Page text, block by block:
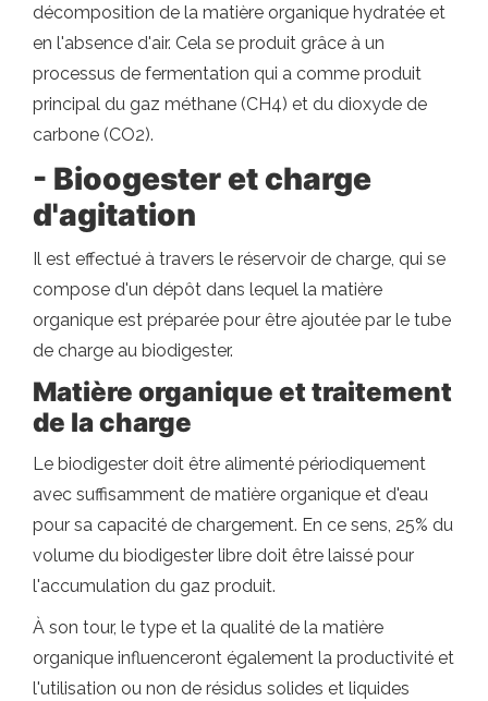
décomposition de la matière organique hydratée et
en l'absence d'air. Cela se produit grâce à un
processus de fermentation qui a comme produit
principal du gaz méthane (CH4) et du dioxyde de
carbone (CO2).
- Bioogester et charge
d'agitation
Il est effectué à travers le réservoir de charge, qui se
compose d'un dépôt dans lequel la matière
organique est préparée pour être ajoutée par le tube
de charge au biodigester.
Matière organique et traitement
de la charge
Le biodigester doit être alimenté périodiquement
avec suffisamment de matière organique et d'eau
pour sa capacité de chargement. En ce sens, 25% du
volume du biodigester libre doit être laissé pour
l'accumulation du gaz produit.
À son tour, le type et la qualité de la matière
organique influenceront également la productivité et
l'utilisation ou non de résidus solides et liquides